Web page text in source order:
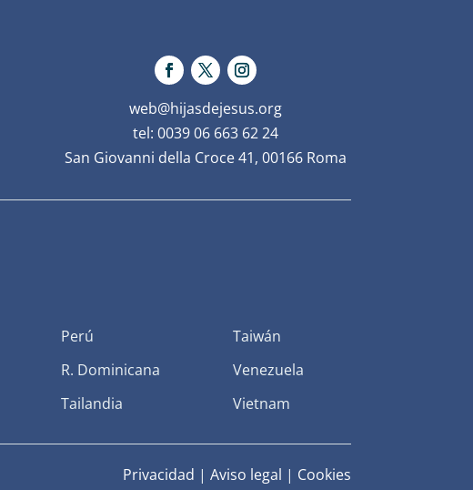
web@hijasdejesus.org
tel: 0039 06 663 62 24
San Giovanni della Croce 41, 00166 Roma
Perú
R. Dominicana
Tailandia
Taiwán
Venezuela
Vietnam
Privacidad | Aviso legal | Cookies